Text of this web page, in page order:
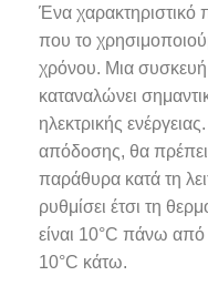
Ένα χαρακτηριστικό
που το
χρόνου. Μια συσκευή
καταναλώνει
ηλεκτρικής
απόδοσης, θα πρέπει
παράθυρα κατά τη
ρυθμίσει έτσι τη
είναι 10°C πάνω από
10°C κάτω.